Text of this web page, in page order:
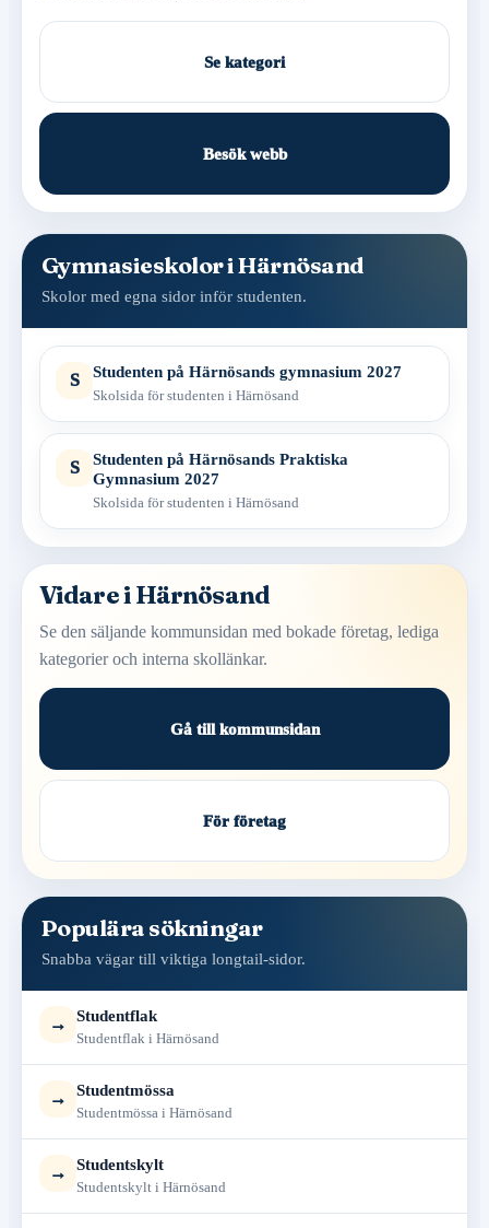
Se kategori
Besök webb
Gymnasieskolor i Härnösand
Skolor med egna sidor inför studenten.
S Studenten på Härnösands gymnasium 2027
Skolsida för studenten i Härnösand
S
Studenten på Härnösands Praktiska
Gymnasium 2027
Skolsida för studenten i Härnösand
Vidare i Härnösand
Se den säljande kommunsidan med bokade företag, lediga
kategorier och interna skollänkar.
Gå till kommunsidan
För företag
Populära sökningar
Snabba vägar till viktiga longtail-sidor.
→ Studentflak
Studentflak i Härnösand
→ Studentmössa
Studentmössa i Härnösand
→ Studentskylt
Studentskylt i Härnösand